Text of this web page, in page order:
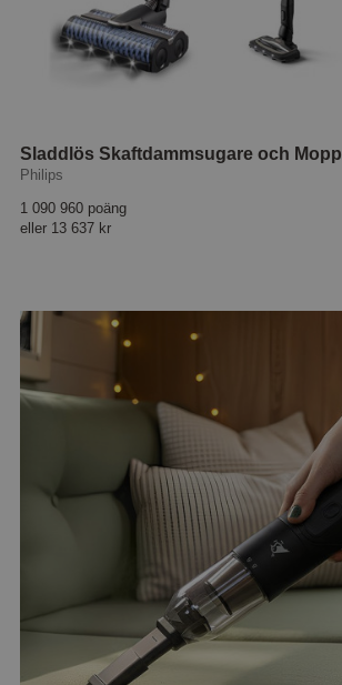
Sladdlös Skaftdammsugare och Mopp
Philips
1 090 960 poäng
eller 13 637 kr